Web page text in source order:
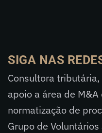
SIGA NAS
Consultora
apoio a área de
normatização de
Grupo de